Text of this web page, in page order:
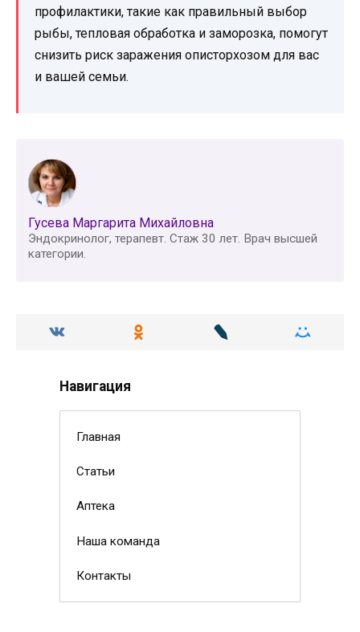
профилактики, такие как правильный выбор
рыбы, тепловая обработка и заморозка, помогут
снизить риск заражения описторхозом для вас
и вашей семьи.
Гусева Маргарита Михайловна
Эндокринолог, терапевт. Стаж 30 лет. Врач высшей
категории.
Навигация
Главная
Статьи
Аптека
Наша команда
Контакты